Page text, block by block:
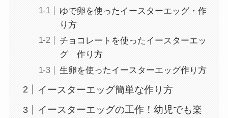
ゆで卵を使ったイースターエッグ・作
り方
チョコレートを使ったイースターエッ
グ 作り方
生卵を使ったイースターエッグ作り方
イースターエッグ簡単な作り方
イースターエッグの工作！幼児でも楽